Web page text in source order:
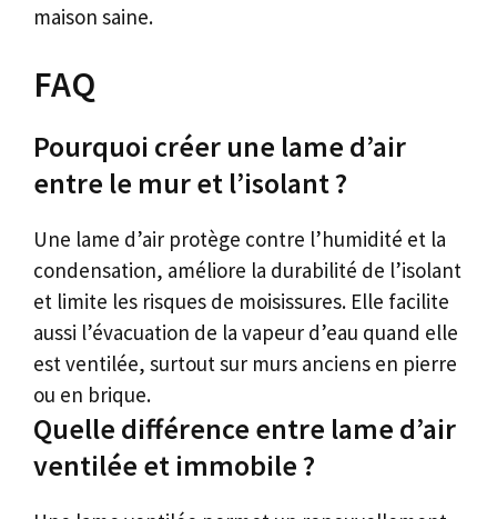
maison saine.
FAQ
Pourquoi créer une lame d’air
entre le mur et l’isolant ?
Une lame d’air protège contre l’humidité et la
condensation, améliore la durabilité de l’isolant
et limite les risques de moisissures. Elle facilite
aussi l’évacuation de la vapeur d’eau quand elle
est ventilée, surtout sur murs anciens en pierre
ou en brique.
Quelle différence entre lame d’air
ventilée et immobile ?